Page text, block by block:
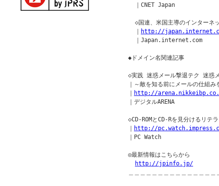
  ｜CNET Japan
◇国連、米国主導のインターネ
http://
  ｜Japan.internet.com
◆ドメイン名関連記事
◇実践 迷惑メール撃退テク 迷惑
｜～敵を知る前にメールの仕組み
http://
｜デジタルARENA
◇CD-ROMとCD-Rを見分けるリテ
http://
｜PC Watch
◎最新情報はこちらから
http://jpinfo.jp/